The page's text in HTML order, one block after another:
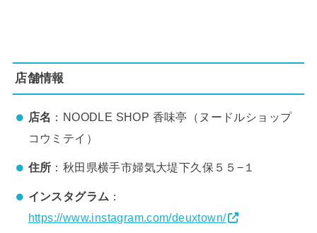
店舗情報
店名 ：NOODLE SHOP 香味亭（ヌードルショップ
コウミテイ）
住所 ：秋田県横手市婦気大堤下久保５５−１
インスタグラム ：
https://www.instagram.com/deuxtown/